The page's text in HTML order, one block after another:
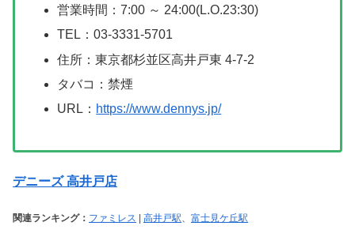
営業時間：7:00 ～ 24:00(L.O.23:30)
TEL：03-3331-5701
住所：東京都杉並区高井戸東 4-7-2
タバコ：禁煙
URL： https://www.dennys.jp/
デニーズ 高井戸店
関連ランキング： ファミレス 高井戸駅、 富士見ケ丘駅